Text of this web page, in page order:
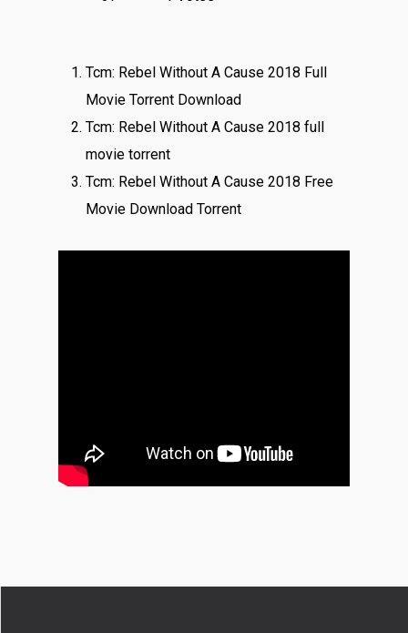
Tcm: Rebel Without A Cause 2018 Full
Movie Torrent Download
Tcm: Rebel Without A Cause 2018 full
movie torrent
Tcm: Rebel Without A Cause 2018 Free
Movie Download Torrent